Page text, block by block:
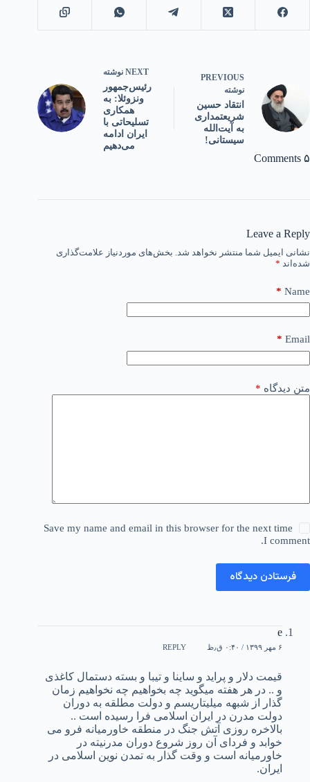
PREVIOUS
انتقاد حسین
شریعتمداری
به آیت‌الله
سیستانی!
NEXT نوشته
رئیس‌جمهور
ونزوئلا: به
همکاری
تسلیحاتی با
ایران ادامه
می‌دهیم
Leave a
ایمیل شما منتشر نخواهد شد. بخش‌های موردنیاز علامت‌گذاری
*
*
*
*
Save my name and email in this browser for the next
I
دیدگاه
REPLY
قیمت دلار و پراید و ساینا و تیبا و بسته دستمال کاغذی
و .. در هر هفته میگوید چه بخواهیم چه نخواهیم زمان
گذار از شبهه میلیتاریسم و دولت مطلقه به دوران
دولت مدرن در ایران اسلامی فرا رسیده است ..
بالاخره روزی آتش جنگ در منطقه خاورمیانه فرو می
خوابد و فردای آن روز شروع دوران مدرنیته در
خاورمیانه است و وقت گذار به تمدن نوین اسلامی در